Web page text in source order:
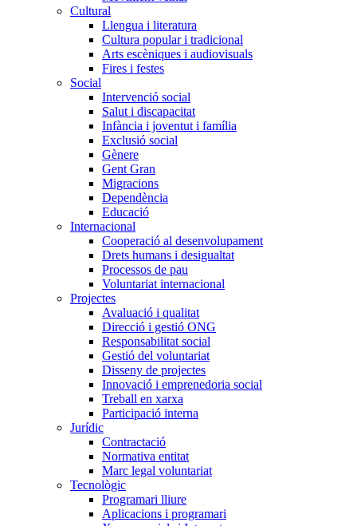
Cultural
Llengua i literatura
Cultura popular i tradicional
Arts escèniques i audiovisuals
Fires i festes
Social
Intervenció social
Salut i discapacitat
Infància i joventut i família
Exclusió social
Gènere
Gent Gran
Migracions
Dependència
Educació
Internacional
Cooperació al desenvolupament
Drets humans i desigualtat
Processos de pau
Voluntariat internacional
Projectes
Avaluació i qualitat
Direcció i gestió ONG
Responsabilitat social
Gestió del voluntariat
Disseny de projectes
Innovació i emprenedoria social
Treball en xarxa
Participació interna
Jurídic
Contractació
Normativa entitat
Marc legal voluntariat
Tecnològic
Programari lliure
Aplicacions i programari